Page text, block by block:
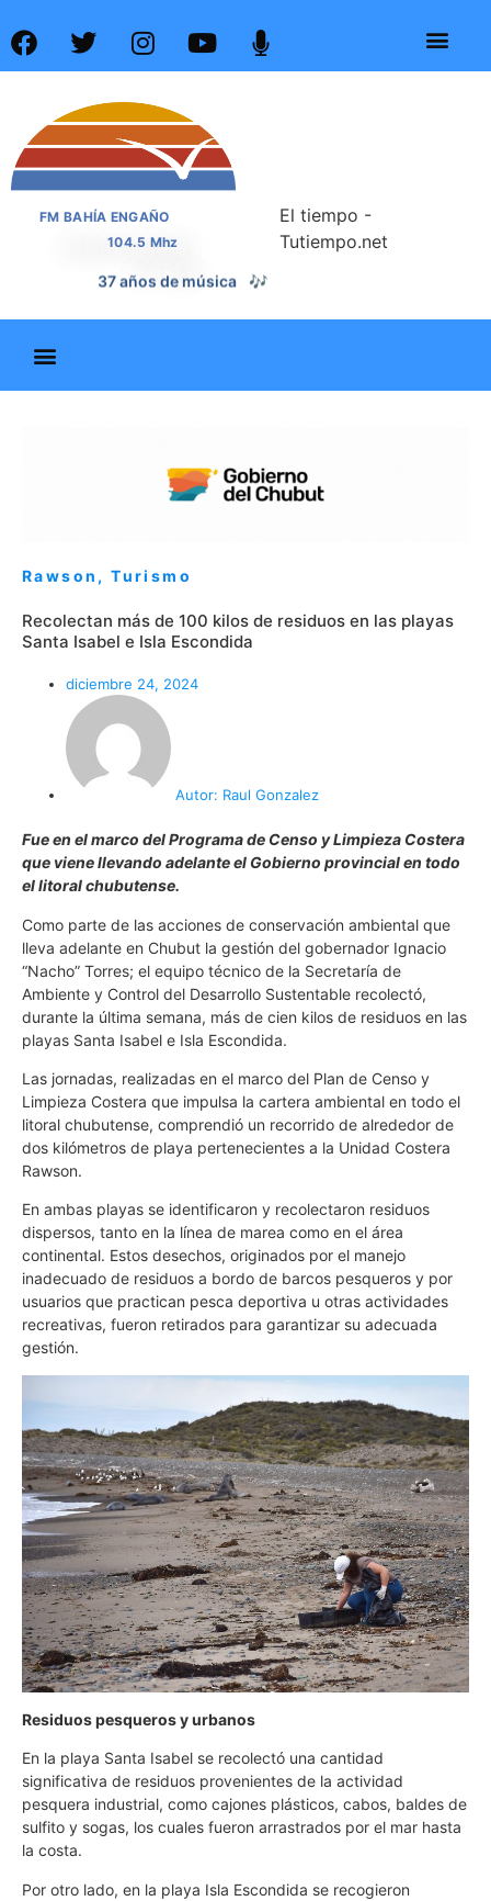
FM BAHÍA ENGAÑO
104.5 Mhz
37 años de noticias 📰
El tiempo -
Tutiempo.net
Rawson ,Turismo
Recolectan más de 100 kilos de residuos en las playas
Santa Isabel e Isla Escondida
diciembre 24, 2024
Autor: Raul Gonzalez
Fue en el marco del Programa de Censo y Limpieza Costera
que viene llevando adelante el Gobierno provincial en todo
el litoral chubutense.
Como parte de las acciones de conservación ambiental que
lleva adelante en Chubut la gestión del gobernador Ignacio
“Nacho” Torres; el equipo técnico de la Secretaría de
Ambiente y Control del Desarrollo Sustentable recolectó,
durante la última semana, más de cien kilos de residuos en las
playas Santa Isabel e Isla Escondida.
Las jornadas, realizadas en el marco del Plan de Censo y
Limpieza Costera que impulsa la cartera ambiental en todo el
litoral chubutense, comprendió un recorrido de alrededor de
dos kilómetros de playa pertenecientes a la Unidad Costera
Rawson.
En ambas playas se identificaron y recolectaron residuos
dispersos, tanto en la línea de marea como en el área
continental. Estos desechos, originados por el manejo
inadecuado de residuos a bordo de barcos pesqueros y por
usuarios que practican pesca deportiva u otras actividades
recreativas, fueron retirados para garantizar su adecuada
gestión.
Residuos pesqueros y urbanos
En la playa Santa Isabel se recolectó una cantidad
significativa de residuos provenientes de la actividad
pesquera industrial, como cajones plásticos, cabos, baldes de
sulfito y sogas, los cuales fueron arrastrados por el mar hasta
la costa.
Por otro lado, en la playa Isla Escondida se recogieron